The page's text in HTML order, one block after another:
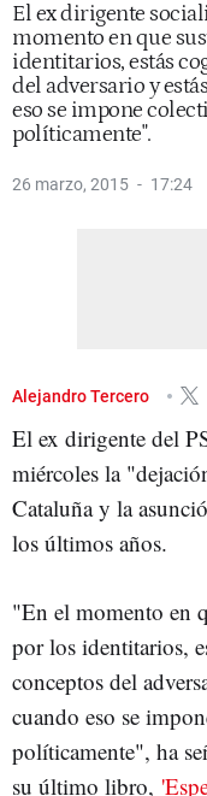
El ex dirigente
momento en que
identitarios, estás
del adversario y
eso se impone
políticamente".
26 marzo, 2015 17:24
Alejandro Tercero
El ex dirigente del
miércoles la
Cataluña y la
los últimos años.
"En el momento en
por los identitarios,
conceptos del
cuando eso se
políticamente", ha
su último libro,